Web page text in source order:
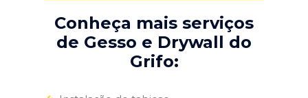
Conheça mais serviços
de Gesso e Drywall do
Grifo: